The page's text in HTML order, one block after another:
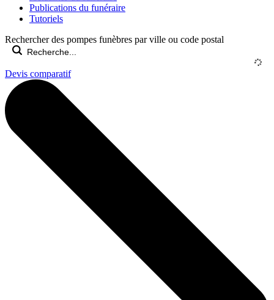
Publications du funéraire
Tutoriels
Rechercher des pompes funèbres par ville ou code postal
Devis comparatif